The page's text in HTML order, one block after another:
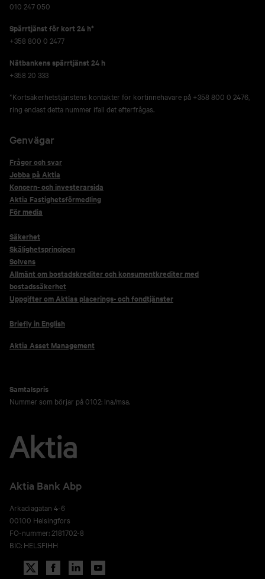
010 247 050
Spärrtjänst för kort 24 h*
+358 800 0 2477
Nätbankens spärrtjänst 24 h
+358 20 333
*Kortsäkerhetstjänstens kontakter för kortinnehavare på +358 800 0 2476,
ring endast detta nummer ifall det efterfrågas.
Genvägar
Frågor och svar
Jobba på Aktia
Koncern- och investerarsida
Aktia Fastighetsförmedling
För media
Säkerhet
Skälighetsprincipen
Solvens
Allmänt om bostadskrediter och konsumentkrediter med
bostadssäkerhet
Uppgifter om Aktias placerings- och fondtjänster
Briefly in English
Aktia Asset Management
Samtalspris
Nummer som börjar på 0102: lna/msa.
Aktia Bank Abp
Arkadiagatan 4-6
00100 Helsingfors
FO-nummer: 2181702-8
BIC: HELSFIHH